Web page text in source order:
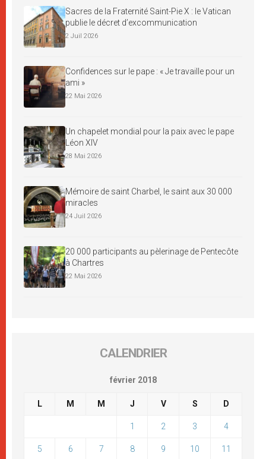
Sacres de la Fraternité Saint-Pie X : le Vatican
publie le décret d’excommunication
2 Juil 2026
Confidences sur le pape : « Je travaille pour un
ami »
22 Mai 2026
Un chapelet mondial pour la paix avec le pape
Léon XIV
28 Mai 2026
Mémoire de saint Charbel, le saint aux 30 000
miracles
24 Juil 2026
20 000 participants au pèlerinage de Pentecôte
à Chartres
22 Mai 2026
CALENDRIER
février 2018
L M M J V S D
1 2 3 4
5 6 7 8 9 10 11